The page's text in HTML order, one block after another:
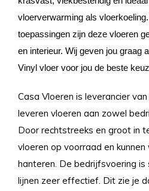
vloerverwarming als
toepassingen zijn deze vloeren
en interieur. Wij geven jou graag
Vinyl vloer voor jou de beste
Casa Vloeren is leverancier
leveren vloeren aan zowel
Door rechtstreeks en groot in
vloeren op voorraad en
hanteren. De bedrijfsvoering is
lijnen zeer effectief. Dit zie je